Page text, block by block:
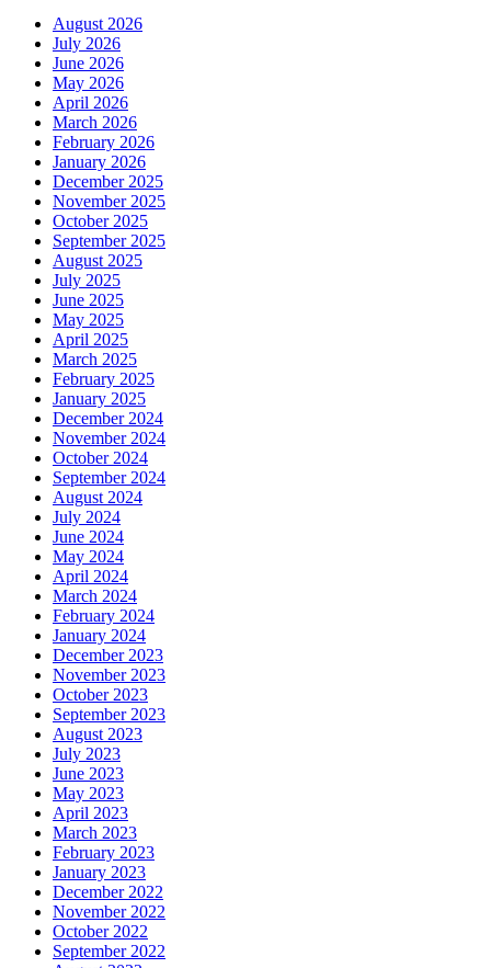
August 2026
July 2026
June 2026
May 2026
April 2026
March 2026
February 2026
January 2026
December 2025
November 2025
October 2025
September 2025
August 2025
July 2025
June 2025
May 2025
April 2025
March 2025
February 2025
January 2025
December 2024
November 2024
October 2024
September 2024
August 2024
July 2024
June 2024
May 2024
April 2024
March 2024
February 2024
January 2024
December 2023
November 2023
October 2023
September 2023
August 2023
July 2023
June 2023
May 2023
April 2023
March 2023
February 2023
January 2023
December 2022
November 2022
October 2022
September 2022